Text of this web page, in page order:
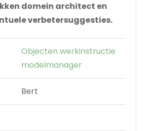
domein architect en
verbetersuggesties.
Objecten werkinstructie
modelmanager
Bert